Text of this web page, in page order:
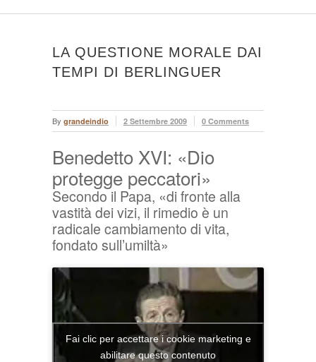
LA QUESTIONE MORALE DAI
TEMPI DI BERLINGUER
By grandeindio 2 Settembre 2009 0 Comments
Benedetto XVI: «Dio
protegge peccatori»
Secondo il Papa, «di fronte alla
vastità dei vizi, il rimedio è un
radicale cambiamento di vita,
fondato sull’umiltà»
Fai clic per accettare i cookie marketing e
abilitare questo contenuto